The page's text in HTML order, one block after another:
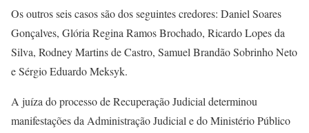
Os outros seis casos são dos seguintes credores: Daniel Soares
Gonçalves, Glória Regina Ramos Brochado, Ricardo Lopes da
Silva, Rodney Martins de Castro, Samuel Brandão Sobrinho Neto
e Sérgio Eduardo Meksyk.
A juíza do processo de Recuperação Judicial determinou
manifestações da Administração Judicial e do Ministério Público